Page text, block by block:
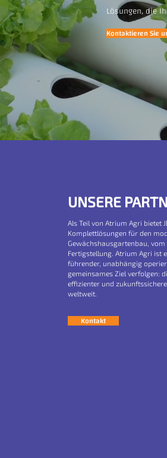
Lösungen, die
Kontaktieren Sie
UNSERE
Als Teil von Atrium Agri bietet
Komplettlösungen für den
Gewächshausgartenbau,
Fertigstellung. Atrium Agri ist
führender, unabhängig
gemeinsames Ziel verfolgen:
effizienter und
weltweit.
Kontakt